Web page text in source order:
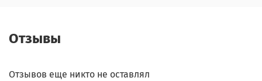
Отзывы
Отзывов еще никто не оставлял